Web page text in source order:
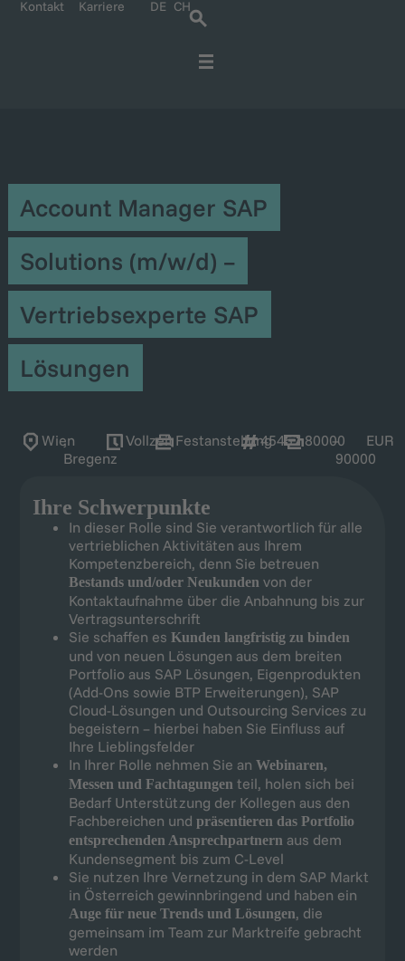
Kontakt Karriere DE CH
Account Manager SAP
Solutions (m/w/d) –
Vertriebsexperte SAP
Lösungen
Wien
,
Bregenz
VollzeitFestanstellung45457 80000
–
90000
EUR
Ihre Schwerpunkte
In dieser Rolle sind Sie verantwortlich für alle
vertrieblichen Aktivitäten aus Ihrem
Kompetenzbereich, denn Sie betreuen
Bestands und/oder Neukundenvon der
Kontaktaufnahme über die Anbahnung bis zur
Vertragsunterschrift
Sie schaffen es Kunden langfristig zu binden
und von neuen Lösungen aus dem breiten
Portfolio aus SAP Lösungen, Eigenprodukten
(Add-Ons sowie BTP Erweiterungen), SAP
Cloud-Lösungen und Outsourcing Services zu
begeistern – hierbei haben Sie Einfluss auf
Ihre Lieblingsfelder
In Ihrer Rolle nehmen Sie an Webinaren,
Messen und Fachtagungenteil, holen sich bei
Bedarf Unterstützung der Kollegen aus den
Fachbereichen und präsentieren das Portfolio
entsprechenden Ansprechpartnern aus dem
Kundensegment bis zum C-Level
Sie nutzen Ihre Vernetzung in dem SAP Markt
in Österreich gewinnbringend und haben ein
Auge für neue Trends und Lösungen, die
gemeinsam im Team zur Marktreife gebracht
werden